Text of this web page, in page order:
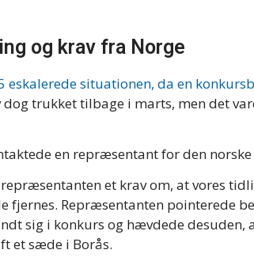
og krav fra Norge
eskalerede situationen, da en
dog trukket tilbage i marts, men det
en repræsentant for den
et krav om, at vores
fjernes. Repræsentanten pointerede
sig i konkurs og hævdede desuden,
et sæde i Borås.